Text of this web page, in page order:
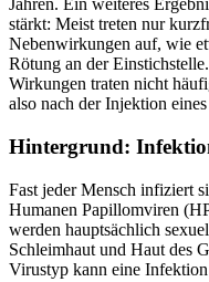
Jahren. Ein weiteres
stärkt: Meist treten nur
Nebenwirkungen auf, wie
Rötung an der
Wirkungen traten nicht
also nach der Injektion eines
Hintergrund:
Fast jeder Mensch infiziert
Humanen Papillomviren
werden hauptsächlich
Schleimhaut und Haut des
Virustyp kann eine